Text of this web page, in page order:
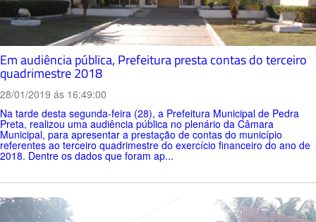
Em audiência pública, Prefeitura presta contas do terceiro
quadrimestre 2018
28/01/2019 ás 16:49:00
Na tarde desta segunda-feira (28), a Prefeitura Municipal de Pedra
Preta, realizou uma audiência pública no plenário da Câmara
Municipal, para apresentar a prestação de contas do município
referentes ao terceiro quadrimestre do exercício financeiro do ano de
2018. Dentre os dados que foram ap...